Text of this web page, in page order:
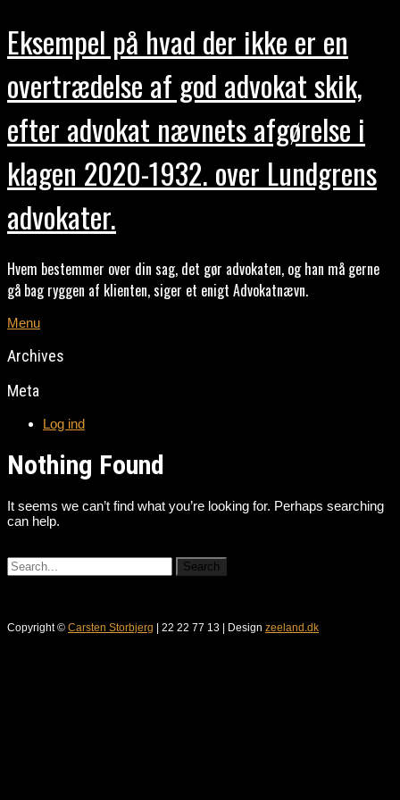
Eksempel på hvad der ikke er en
overtrædelse af god advokat skik,
efter advokat nævnets afgørelse i
klagen 2020-1932. over Lundgrens
advokater.
Hvem bestemmer over din sag, det gør advokaten, og han må gerne
gå bag ryggen af klienten, siger et enigt Advokatnævn.
Menu
Archives
Meta
Log ind
Nothing Found
It seems we can’t find what you’re looking for. Perhaps searching
can help.
Copyright © Carsten Storbjerg | 22 22 77 13 | Design zeeland.dk